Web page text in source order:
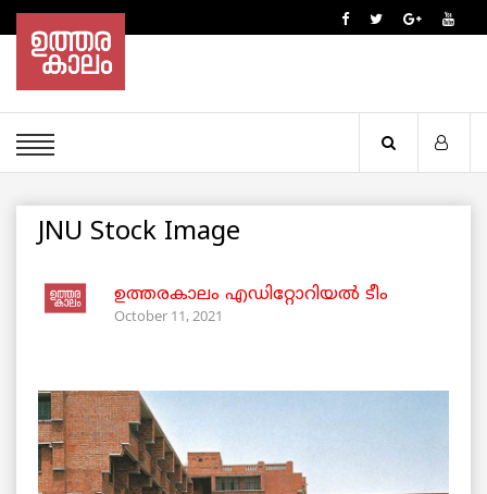
JNU Stock Image
ഉത്തരകാലം എഡിറ്റോറിയല്‍ ടീം
October 11, 2021